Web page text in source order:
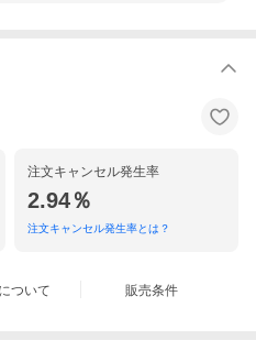
注文キャンセル発生率
2.94％
注文キャンセル発生率とは？
ついて 販売条件